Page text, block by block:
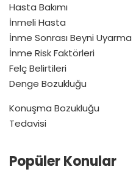
Hasta Bakımı
İnmeli Hasta
İnme Sonrası Beyni Uyarma
İnme Risk Faktörleri
Felç Belirtileri
Denge Bozukluğu
Konuşma Bozukluğu
Tedavisi
Popüler Konular